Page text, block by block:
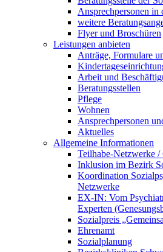
Ansprechpersonen
weitere
Flyer und Broschüren
Leistungen anbieten
Anträge, Formulare
Arbeit und
Beratungsstellen
Pflege
Wohnen
Ansprechpersonen
Aktuelles
Allgemeine Informationen
Teilhabe-Netzwerke
Inklusion im Bezirk
Koordination
Netzwerke
EX-IN: Vom
Experten
Sozialpreis
Ehrenamt
Sozialplanung